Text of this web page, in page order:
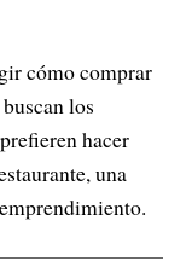
cómo comprar
los
hacer
una